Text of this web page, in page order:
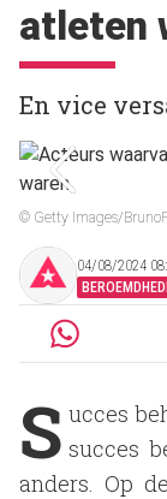
atleten
En vice
© Getty Images/
04/08/2024
S ucces
succes
anders. Op